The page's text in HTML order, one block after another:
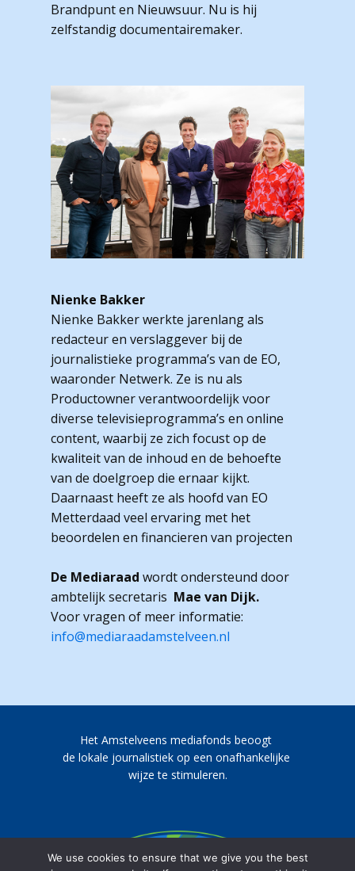
Brandpunt en Nieuwsuur. Nu is hij
zelfstandig documentairemaker.
Nienke Bakker
Nienke Bakker werkte jarenlang als
redacteur en verslaggever bij de
journalistieke programma’s van de EO,
waaronder Netwerk. Ze is nu als
Productowner verantwoordelijk voor
diverse televisieprogramma’s en online
content, waarbij ze zich focust op de
kwaliteit van de inhoud en de behoefte
van de doelgroep die ernaar kijkt.
Daarnaast heeft ze als hoofd van EO
Metterdaad veel ervaring met het
beoordelen en financieren van projecten
De Mediaraad wordt ondersteund door
ambtelijk secretaris Mae van Dijk.
Voor vragen of meer informatie:
info@mediaraadamstelveen.nl
Het Amstelveens mediafonds beoogt
de lokale journalistiek op een onafhankelijke
wijze te stimuleren.
We use cookies to ensure that we give you the best